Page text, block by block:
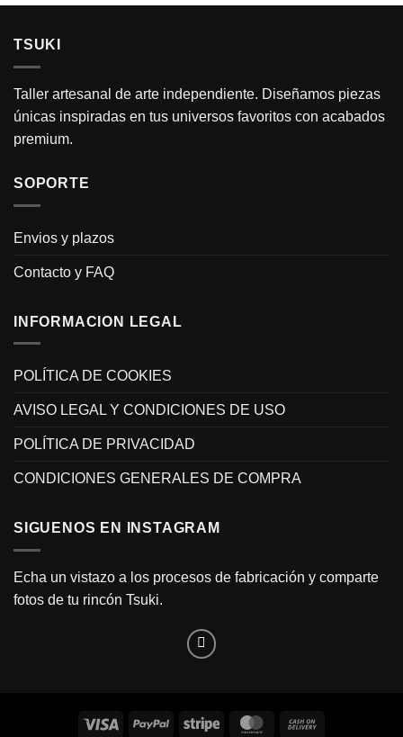
TSUKI
Taller artesanal de arte independiente. Diseñamos piezas
únicas inspiradas en tus universos favoritos con acabados
premium.
SOPORTE
Envios y plazos
Contacto y FAQ
INFORMACION LEGAL
POLÍTICA DE COOKIES
AVISO LEGAL Y CONDICIONES DE USO
POLÍTICA DE PRIVACIDAD
CONDICIONES GENERALES DE COMPRA
SIGUENOS EN INSTAGRAM
Echa un vistazo a los procesos de fabricación y comparte
fotos de tu rincón Tsuki.